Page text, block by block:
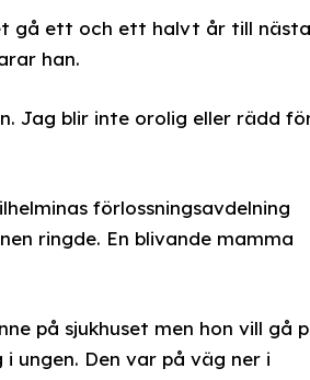
gå ett och ett halvt år till
han.
Jag blir inte orolig eller rädd
förlossningsavdelning
ringde. En blivande mamma
på sjukhuset men hon vill gå
ungen. Den var på väg ner i